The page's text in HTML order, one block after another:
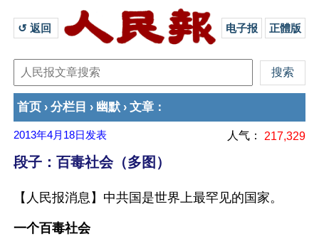
↺ 返回 电子报 正體版
首页 › 分栏目 › 幽默 › 文章 ：
2013年4月18日 发表 人气： 217,329
段子：百毒社会（多图）
【人民报消息】中共国是世界上最罕见的国家。
一个百毒社会